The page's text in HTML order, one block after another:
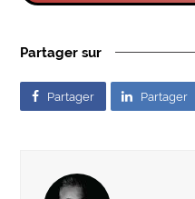
Partager sur
Partager Partager